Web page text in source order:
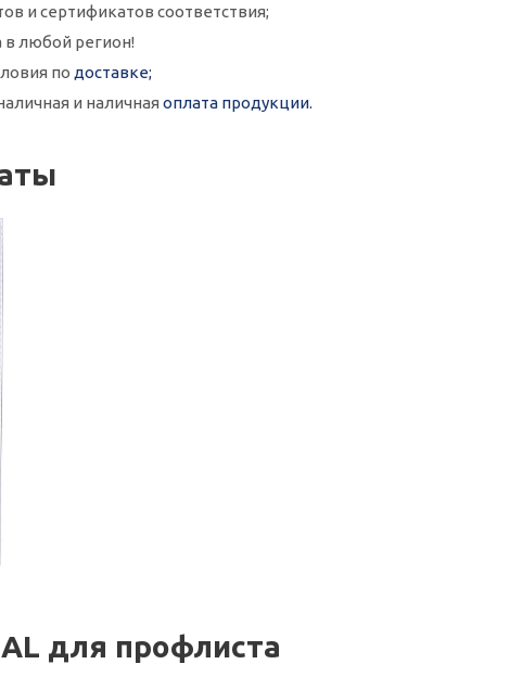
и сертификатов соответствия;
любой регион!
по доставке;
и наличная оплата продукции.
для профлиста